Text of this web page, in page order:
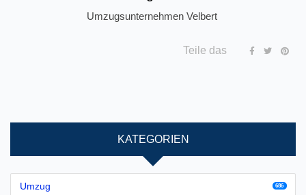
Umzugsunternehmen Velbert
Teile das
KATEGORIEN
Umzug 686